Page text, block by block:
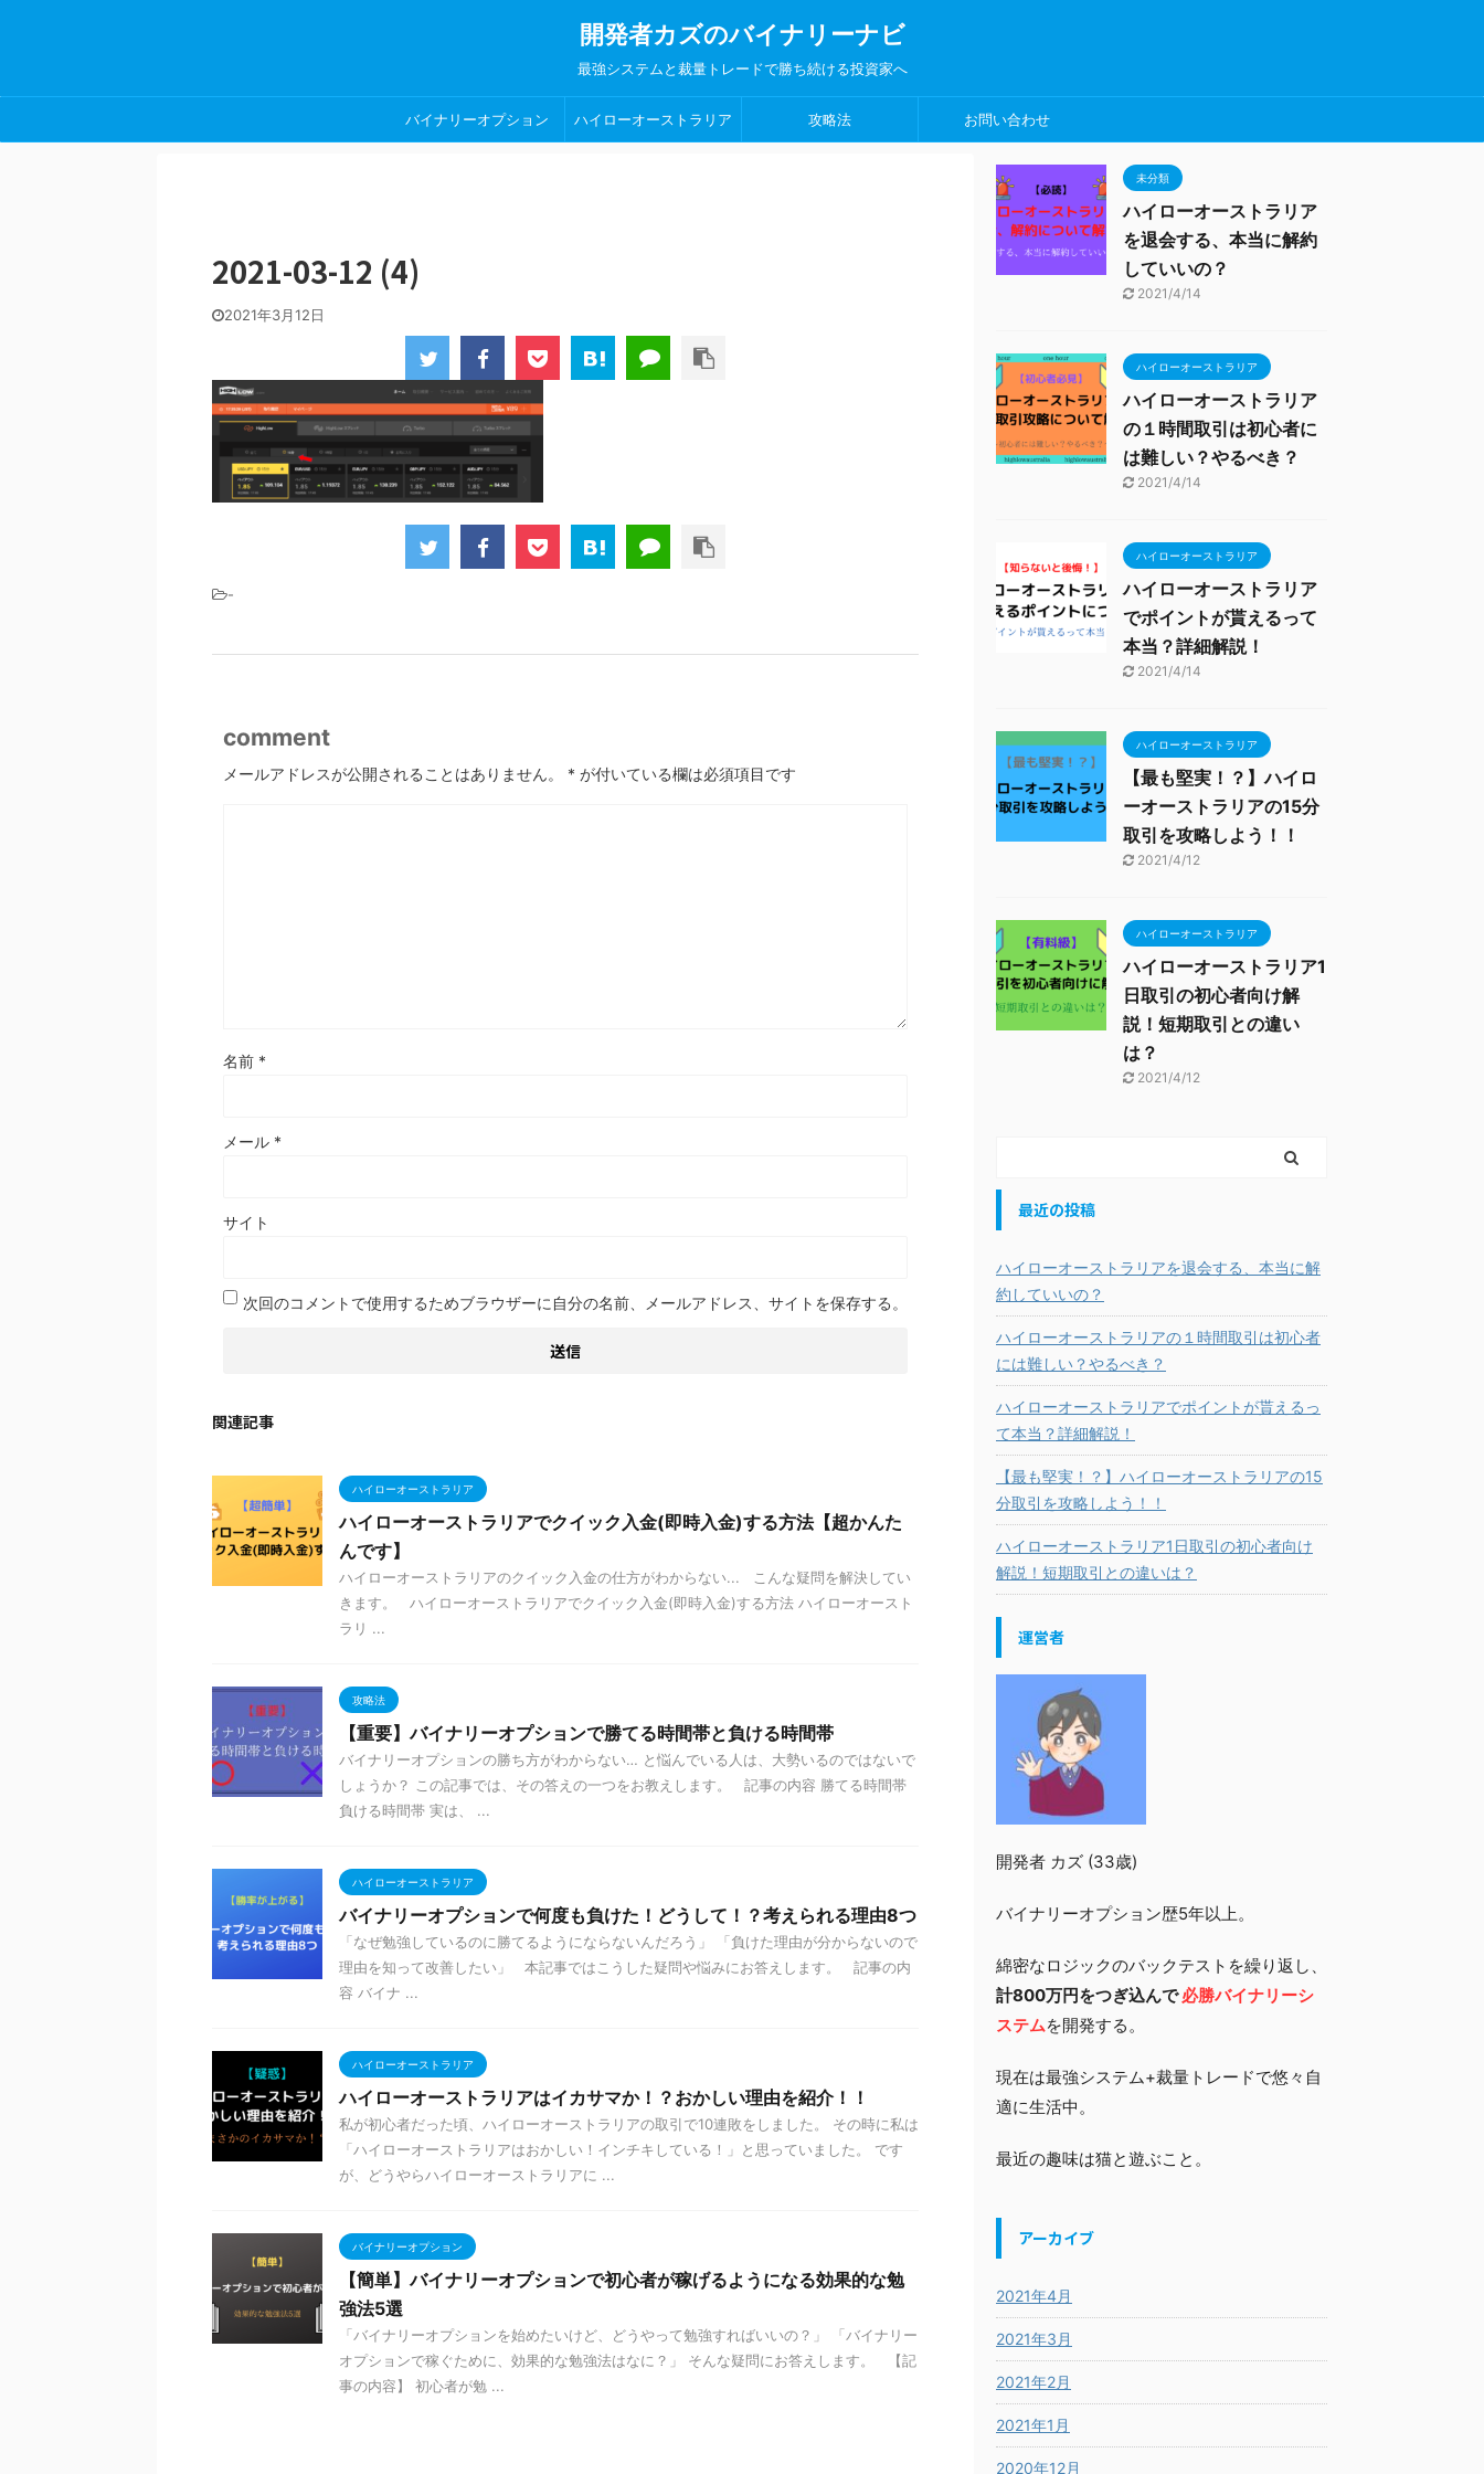
開発者カズのバイナリーナビ
最強システムと裁量トレードで勝ち続ける投資家へ
バイナリーオプション ハイローオーストラリア 攻略法 お問い合わせ
2021-03-12 (4)
2021年3月12日
-
comment
メールアドレスが公開されることはありません。 * が付いている欄は必須項目です
名前 *
メール *
サイト
次回のコメントで使用するためブラウザーに自分の名前、メールアドレス、サイトを保存する。
関連記事
ハイローオーストラリア
ハイローオーストラリアでクイック入金(即時入金)する方法【超かんた
んです】
ハイローオーストラリアのクイック入金の仕方がわからない... こんな疑問を解決してい
きます。 ハイローオーストラリアでクイック入金(即時入金)する方法 ハイローオースト
ラリ ...
攻略法
【重要】バイナリーオプションで勝てる時間帯と負ける時間帯
バイナリーオプションの勝ち方がわからない… と悩んでいる人は、大勢いるのではないで
しょうか？ この記事では、その答えの一つをお教えします。 記事の内容 勝てる時間帯
負ける時間帯 実は、 ...
ハイローオーストラリア
バイナリーオプションで何度も負けた！どうして！？考えられる理由8つ
「なぜ勉強しているのに勝てるようにならないんだろう」 「負けた理由が分からないので
理由を知って改善したい」 本記事ではこうした疑問や悩みにお答えします。 記事の内
容 バイナ ...
ハイローオーストラリア
ハイローオーストラリアはイカサマか！？おかしい理由を紹介！！
私が初心者だった頃、ハイローオーストラリアの取引で10連敗をしました。 その時に私は
「ハイローオーストラリアはおかしい！インチキしている！」と思っていました。 です
が、どうやらハイローオーストラリアに ...
バイナリーオプション
【簡単】バイナリーオプションで初心者が稼げるようになる効果的な勉
強法5選
「バイナリーオプションを始めたいけど、どうやって勉強すればいいの？」 「バイナリー
オプションで稼ぐために、効果的な勉強法はなに？」 そんな疑問にお答えします。 【記
事の内容】 初心者が勉 ...
未分類
ハイローオーストラリア
を退会する、本当に解約
していいの？
2021/4/14
ハイローオーストラリア
ハイローオーストラリア
の１時間取引は初心者に
は難しい？やるべき？
2021/4/14
ハイローオーストラリア
ハイローオーストラリア
でポイントが貰えるって
本当？詳細解説！
2021/4/14
ハイローオーストラリア
【最も堅実！？】ハイロ
ーオーストラリアの15分
取引を攻略しよう！！
2021/4/12
ハイローオーストラリア
ハイローオーストラリア1
日取引の初心者向け解
説！短期取引との違い
は？
2021/4/12
最近の投稿
ハイローオーストラリアを退会する、本当に解
約していいの？
ハイローオーストラリアの１時間取引は初心者
には難しい？やるべき？
ハイローオーストラリアでポイントが貰えるっ
て本当？詳細解説！
【最も堅実！？】ハイローオーストラリアの15
分取引を攻略しよう！！
ハイローオーストラリア1日取引の初心者向け
解説！短期取引との違いは？
運営者
開発者 カズ (33歳)
バイナリーオプション歴5年以上。
綿密なロジックのバックテストを繰り返し、
計800万円をつぎ込んで必勝バイナリーシ
ステムを開発する。
現在は最強システム+裁量トレードで悠々自
適に生活中。
最近の趣味は猫と遊ぶこと。
アーカイブ
2021年4月
2021年3月
2021年2月
2021年1月
2020年12月